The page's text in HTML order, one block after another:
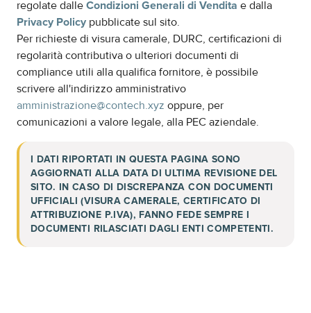
regolate dalle Condizioni Generali di Vendita e dalla
Privacy Policy pubblicate sul sito.
Per richieste di visura camerale, DURC, certificazioni di
regolarità contributiva o ulteriori documenti di
compliance utili alla qualifica fornitore, è possibile
scrivere all'indirizzo amministrativo
amministrazione@contech.xyz oppure, per
comunicazioni a valore legale, alla PEC aziendale.
I DATI RIPORTATI IN QUESTA PAGINA SONO
AGGIORNATI ALLA DATA DI ULTIMA REVISIONE DEL
SITO. IN CASO DI DISCREPANZA CON DOCUMENTI
UFFICIALI (VISURA CAMERALE, CERTIFICATO DI
ATTRIBUZIONE P.IVA), FANNO FEDE SEMPRE I
DOCUMENTI RILASCIATI DAGLI ENTI COMPETENTI.